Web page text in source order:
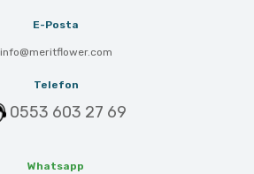
E-Posta
info@meritflower.com
Telefon
0553 603 27 69
Whatsapp